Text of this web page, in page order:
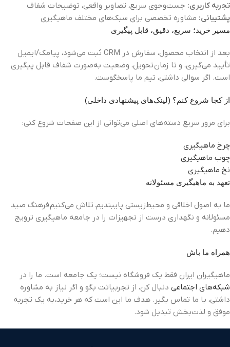
تجربه کاربری: جست‌وجوی سریع، تصاویر واقعی، توضیحات شفاف
پشتیبانی: مشاوره تخصصی برای سبک‌های مختلف ماهیگیری
مسیر خرید؛ سریع، دقیق، قابل پیگیری
بعد از انتخاب محصول، سفارش در CRM ثبت می‌شود، پیامک/ایمیل
تأیید می‌گیری، و تا زمان تحویل، وضعیت به‌صورت شفاف قابل پیگیری
است. اگر سوالی داشتی، تیم ما پاسخگوست.
از کجا شروع کنم؟ (لینک‌های پیشنهادی داخلی)
برای مرور سریع دسته‌های اصلی می‌توانی از این صفحات شروع کنی:
چرخ ماهیگیری
چوب ماهیگیری
نخ ماهیگیری
تعهد به ماهیگیری مسئولانه
ما به اصول اخلاقی و محیط‌زیستی پایبندیم. تلاش می‌کنیم فرهنگ صید
مسئولانه و نگهداری درست از تجهیزات را در جامعه ماهیگیری ترویج
دهیم.
همراه ما باش
ماهیگیران ایران فقط یک فروشگاه نیست؛ یک جامعه است. ما را در
شبکه‌های اجتماعی دنبال کن، از تجربیاتت بگو و اگر نیاز به مشاوره
داشتی، با ما تماس بگیر. هدف ما این است که هر خرید، به یک تجربه
موفق و لذت‌بخش تبدیل شود.